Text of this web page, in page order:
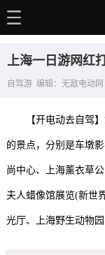
电动百科
选车推荐
充电站
用车百科
销量榜
上海一日游网红
自驾游 编辑：无敌电动网
【开电动去自驾
的景点，分别是车墩
尚中心、上海薰衣草
夫人蜡像馆展览(新世
光厅、上海野生动物